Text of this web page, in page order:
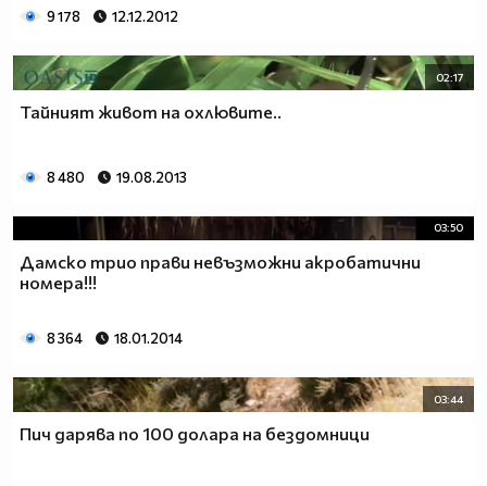
9 178 12.12.2012
02:17
Тайният живот на охлювите..
8 480 19.08.2013
03:50
Дамско трио прави невъзможни акробатични
номера!!!
8 364 18.01.2014
03:44
Пич дарява по 100 долара на бездомници